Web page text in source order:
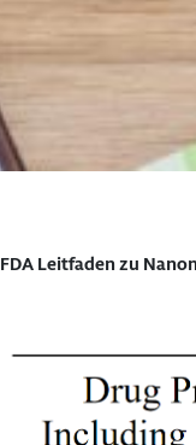
FDA Leitfaden zu